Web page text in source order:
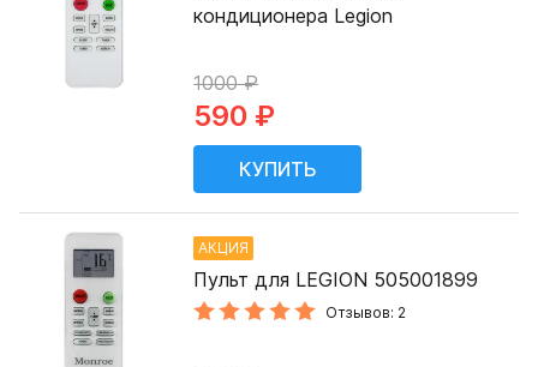
кондиционера Legion
1000 ₽
590 ₽
АКЦИЯ
Пульт для LEGION 505001899
Отзывов: 2